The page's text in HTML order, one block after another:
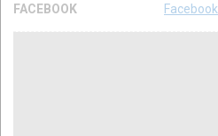
FACEBOOK Facebook